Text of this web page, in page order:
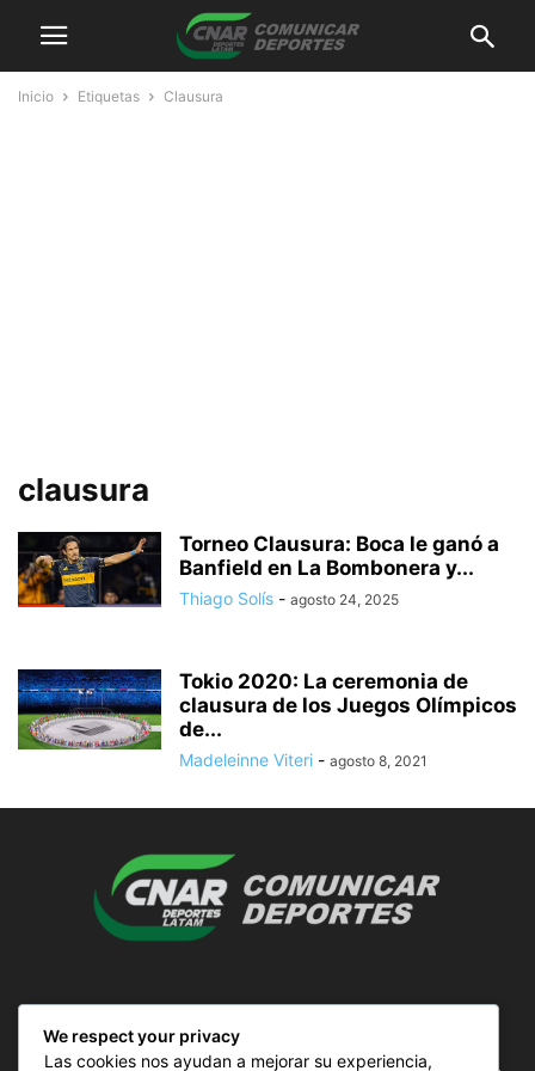
Inicio Etiquetas Clausura
clausura
Torneo Clausura: Boca le ganó a
Banfield en La Bombonera y...
Thiago Solís - agosto 24, 2025
Tokio 2020: La ceremonia de
clausura de los Juegos Olímpicos
de...
Madeleinne Viteri - agosto 8, 2021
We respect your privacy
Las cookies nos ayudan a mejorar su experiencia,